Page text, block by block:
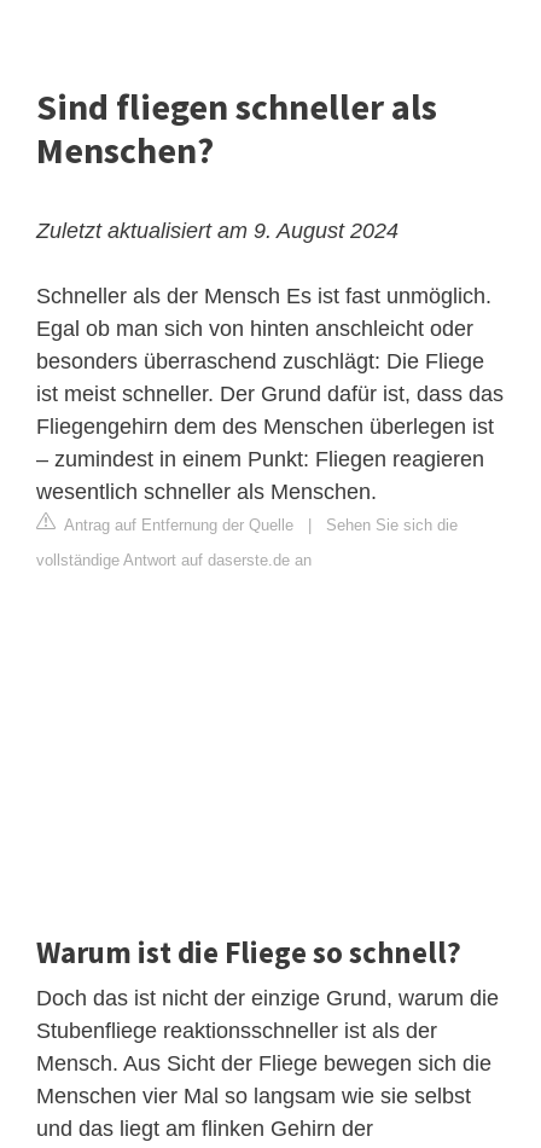
Sind fliegen schneller als
Menschen?
Zuletzt aktualisiert am 9. August 2024
Schneller als der Mensch Es ist fast unmöglich.
Egal ob man sich von hinten anschleicht oder
besonders überraschend zuschlägt: Die Fliege
ist meist schneller. Der Grund dafür ist, dass das
Fliegengehirn dem des Menschen überlegen ist
– zumindest in einem Punkt: Fliegen reagieren
wesentlich schneller als Menschen.
Antrag auf Entfernung der Quelle
Sehen Sie sich die
vollständige Antwort auf daserste.de an
Warum ist die Fliege so schnell?
Doch das ist nicht der einzige Grund, warum die
Stubenfliege reaktionsschneller ist als der
Mensch. Aus Sicht der Fliege bewegen sich die
Menschen vier Mal so langsam wie sie selbst
und das liegt am flinken Gehirn der